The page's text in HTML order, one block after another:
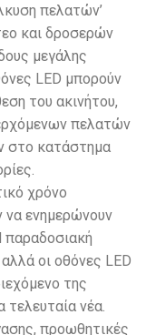
πελατών’
και δροσερών
μεγάλης
LED μπορούν
του ακινήτου,
πελατών
στο κατάστημα
χρόνο
να ενημερώνουν
παραδοσιακή
οι οθόνες LED
της
τελευταία νέα.
προωθητικές